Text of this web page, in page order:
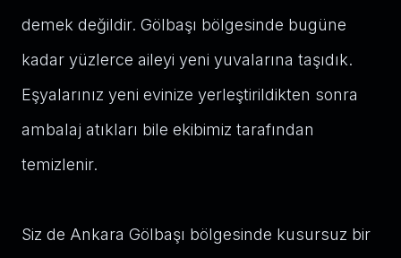
demek değildir. Gölbaşı bölgesinde bugüne
kadar yüzlerce aileyi yeni yuvalarına taşıdık.
Eşyalarınız yeni evinize yerleştirildikten sonra
ambalaj atıkları bile ekibimiz tarafından
temizlenir.
Siz de Ankara Gölbaşı bölgesinde kusursuz bir